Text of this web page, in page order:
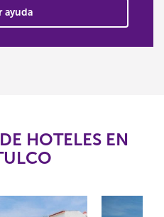
ayuda
HOTELES EN